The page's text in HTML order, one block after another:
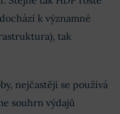
k významné
tak
nejčastěji se používá
souhrn výdajů